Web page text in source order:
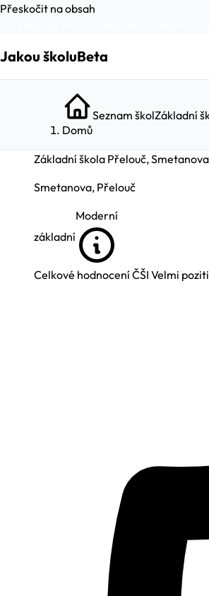
Přeskočit na obsah
Jakou školuBeta
Domů
Seznam školZákladní
Základní škola Přelouč,
Smetanova, Přelouč
základní
Moderní
Celkové hodnocení ČŠI Velmi